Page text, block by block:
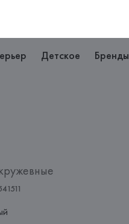
Детское Бренды